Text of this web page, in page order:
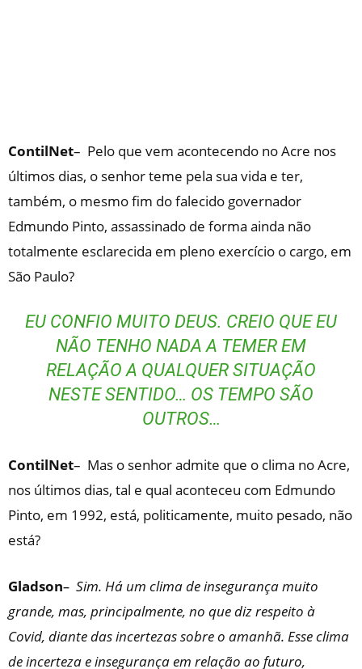
ContilNet– Pelo que vem acontecendo no Acre nos
últimos dias, o senhor teme pela sua vida e ter,
também, o mesmo fim do falecido governador
Edmundo Pinto, assassinado de forma ainda não
totalmente esclarecida em pleno exercício o cargo, em
São Paulo?
EU CONFIO MUITO DEUS. CREIO QUE EU
NÃO TENHO NADA A TEMER EM
RELAÇÃO A QUALQUER SITUAÇÃO
NESTE SENTIDO… OS TEMPO SÃO
OUTROS…
ContilNet– Mas o senhor admite que o clima no Acre,
nos últimos dias, tal e qual aconteceu com Edmundo
Pinto, em 1992, está, politicamente, muito pesado, não
está?
Gladson– Sim. Há um clima de insegurança muito
grande, mas, principalmente, no que diz respeito à
Covid, diante das incertezas sobre o amanhã. Esse clima
de incerteza e insegurança em relação ao futuro,